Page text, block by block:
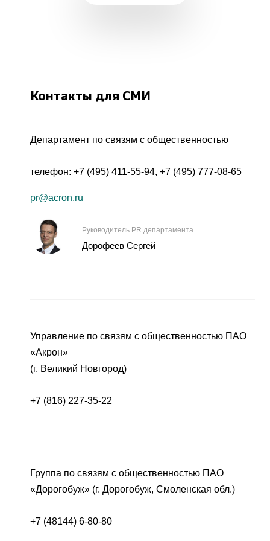
Контакты для СМИ
Департамент по связям с общественностью
телефон: +7 (495) 411-55-94, +7 (495) 777-08-65
pr@acron.ru
Руководитель PR департамента
Дорофеев Сергей
Управление по связям с общественностью ПАО
«Акрон»
(г. Великий Новгород)
+7 (816) 227-35-22
Группа по связям с общественностью ПАО
«Дорогобуж» (г. Дорогобуж, Смоленская обл.)
+7 (48144) 6-80-80